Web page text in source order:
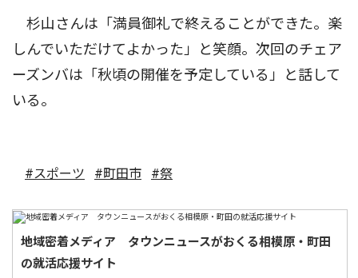
杉山さんは「満員御礼で終えることができた。楽
しんでいただけてよかった」と笑顔。次回のチェア
ーズンバは「秋頃の開催を予定している」と話して
いる。
#スポーツ #町田市 #祭
地域密着メディア タウンニュースがおくる相模原・町田
の就活応援サイト